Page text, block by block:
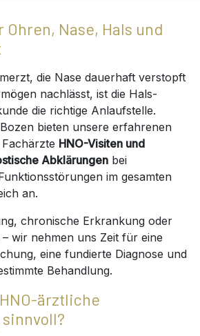
Nase, Hals und
die Nase dauerhaft verstopft
nachlässt, ist die Hals-
die richtige Anlaufstelle.
bieten unsere erfahrenen
HNO-Visiten und
Abklärungen bei
im gesamten
an.
chronische Erkrankung oder
wir nehmen uns Zeit für eine
eine fundierte Diagnose und
Behandlung.
ärztliche